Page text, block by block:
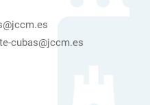
cubas@jccm.es